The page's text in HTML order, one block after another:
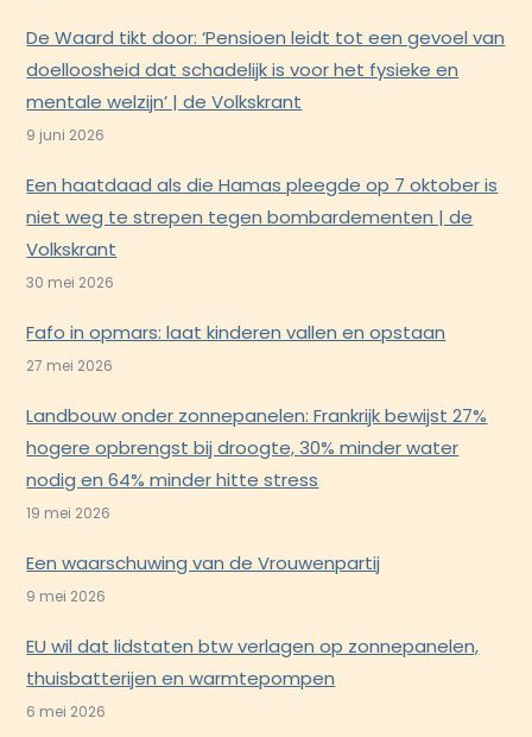
De Waard tikt door: ‘Pensioen leidt tot een gevoel van
doelloosheid dat schadelijk is voor het fysieke en
mentale welzijn’ | de Volkskrant
9 juni 2026
Een haatdaad als die Hamas pleegde op 7 oktober is
niet weg te strepen tegen bombardementen | de
Volkskrant
30 mei 2026
Fafo in opmars: laat kinderen vallen en opstaan
27 mei 2026
Landbouw onder zonnepanelen: Frankrijk bewijst 27%
hogere opbrengst bij droogte, 30% minder water
nodig en 64% minder hitte stress
19 mei 2026
Een waarschuwing van de Vrouwenpartij
9 mei 2026
EU wil dat lidstaten btw verlagen op zonnepanelen,
thuisbatterijen en warmtepompen
6 mei 2026